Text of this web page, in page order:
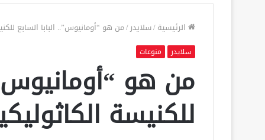
الرئيسية/سلايدر/من هو “أومانيوس”.. البابا السابع
سلايدر منوعات
من هو
للكنيسة